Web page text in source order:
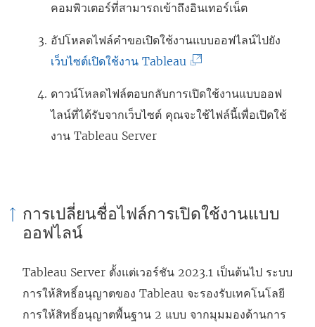
คอมพิวเตอร์ที่สามารถเข้าถึงอินเทอร์เน็ต
อัปโหลดไฟล์คำขอเปิดใช้งานแบบออฟไลน์ไปยัง
เว็บไซต์เปิดใช้งาน Tableau
ปิ
น
ห
น้
ดาวน์โหลดไฟล์ตอบกลับการเปิดใช้งานแบบออฟ
ไลน์ที่ได้รับจากเว็บไซต์ คุณจะใช้ไฟล์นี้เพื่อเปิดใช้
งาน Tableau Server
การเปลี่ยนชื่อไฟล์การเปิดใช้งานแบบ
ออฟไลน์
Tableau Server ตั้งแต่เวอร์ชัน 2023.1 เป็นต้นไป ระบบ
การให้สิทธิ์อนุญาตของ Tableau จะรองรับเทคโนโลยี
การให้สิทธิ์อนุญาตพื้นฐาน 2 แบบ จากมุมมองด้านการ